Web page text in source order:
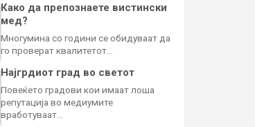
Како да препознаете вистински
мед?
Многумина со години се обидуваат да
го проверат квалитетот…
Најгрдиот град во светот
Повеќето градови кои имаат лоша
репутација во медиумите
вработуваат…